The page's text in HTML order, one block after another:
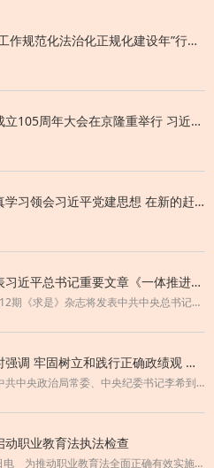
摘报
治化正规化建设年”行动再集中抓两年工作推进会上强调
周年大会在京隆重举行 习近平发表重要讲话
近平党建思想 在新的赶考之路上交出新的优异答卷
总书记重要文章《一体推进教育科技人才发展》
、中央军委主席习近平的重要文章《一体推进教育科技人才发展》。这是习近平总书记2012年12月至2026年4月期间有关重要论述的节录。
和践行正确政绩观 推进新征程纪检监察工作高质量发展
这是6月8日，在省纪委监委机关，李希详细了解“纪检监察工作规范化法治化正规化建设年”行动推进情况，看望纪检监察干部。新华社记者岳月伟摄
职业教育法执法检查
体系建设，促进职普融通、产教融合，提升职业学校关键办学能力，进一步增强职业教育的适应性和吸引力，全国人大常委会6月1日启动职业教育法执法检查。